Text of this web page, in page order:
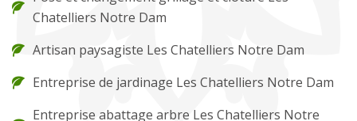
Chatelliers Notre Dam
Artisan paysagiste Les Chatelliers Notre Dam
Entreprise de jardinage Les Chatelliers Notre Dam
Entreprise abattage arbre Les Chatelliers Notre